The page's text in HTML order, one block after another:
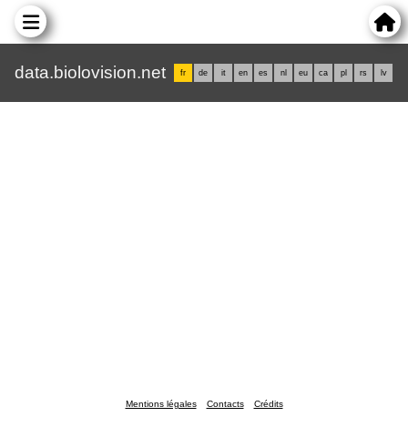
data.biolovision.net fr de it en es nl eu ca pl rs lv
Mentions légales Contacts Crédits